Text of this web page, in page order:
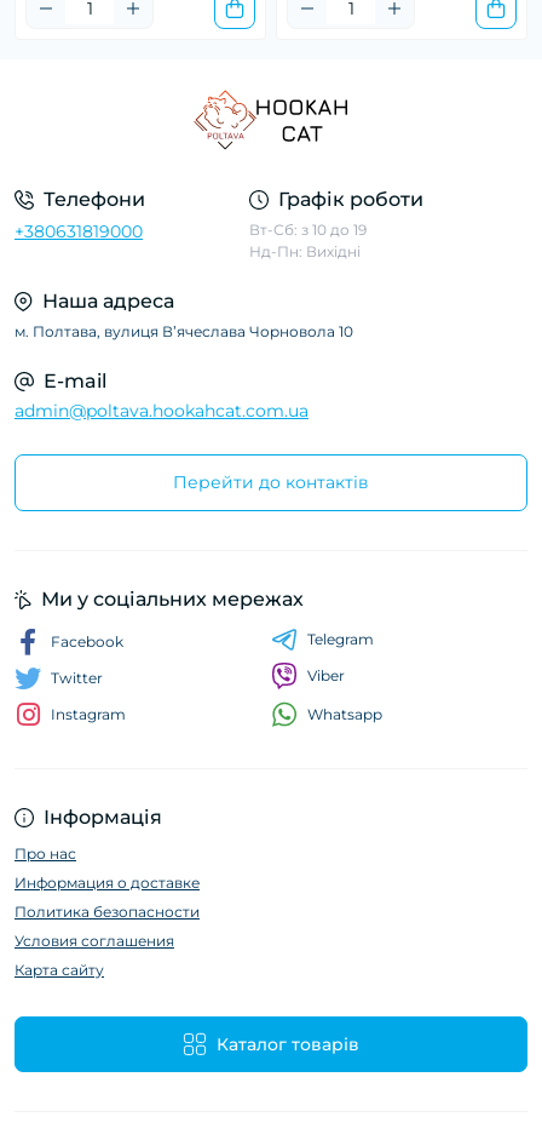
Телефони
+380631819000
Графік роботи
Вт-Сб: з 10 до 19
Нд-Пн: Вихідні
Наша адреса
м. Полтава, вулиця Вʼячеслава Чорновола 10
E-mail
admin@poltava.hookahcat.com.ua
Перейти до контактів
Інформація
Про нас
Информация о доставке
Политика безопасности
Условия соглашения
Карта сайту
Каталог товарів
Ми у соціальних мережах
Facebook
Twitter
Instagram
Telegram
Viber
Whatsapp